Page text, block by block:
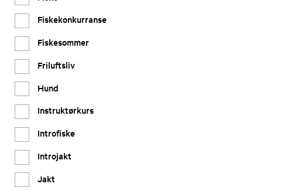
Fiskekonkurranse
Fiskesommer
Friluftsliv
Hund
Instruktørkurs
Introfiske
Introjakt
Jakt